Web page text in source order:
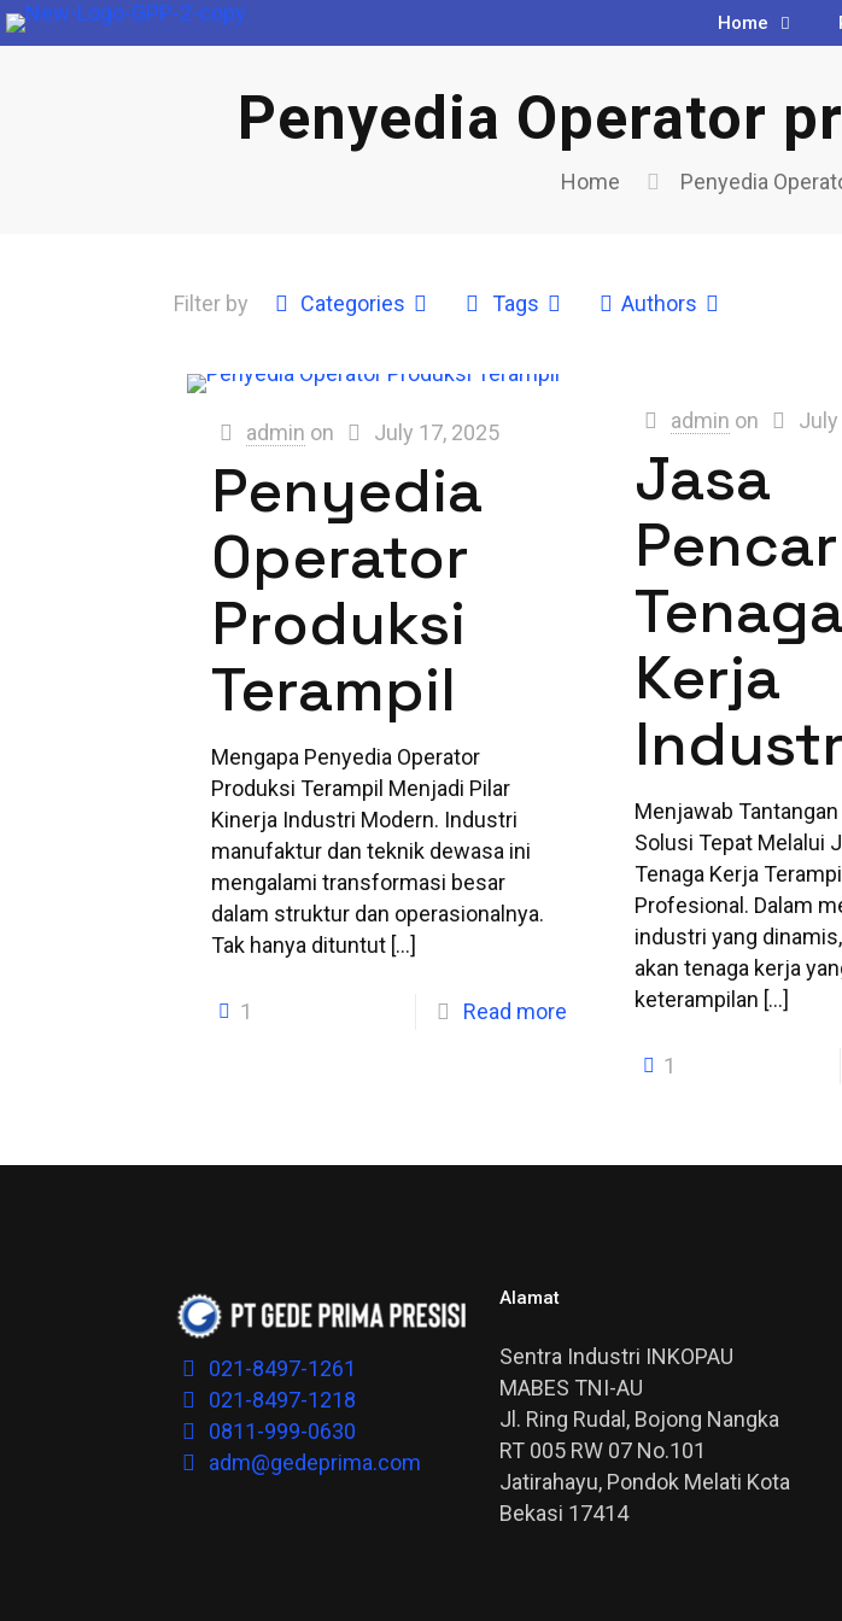
Home
Penyedia Operator
Home Penyedia
Filter by Categories Tags Authors
admin on July 17, 2025
Penyedia
Operator
Produksi
Terampil
Mengapa Penyedia Operator
Produksi Terampil Menjadi Pilar
Kinerja Industri Modern. Industri
manufaktur dan teknik dewasa ini
mengalami transformasi besar
dalam struktur dan operasionalnya.
Tak hanya dituntut[…]
1 Read more
admin on July
Jasa
Tenaga
Kerja
Menjawab
Solusi Tepat Melalui
Tenaga Kerja
Profesional. Dalam
industri yang
akan tenaga kerja
keterampilan […]
1
021-8497-1261
021-8497-1218
0811-999-0630
adm@gedeprima.com
Alamat
Sentra Industri INKOPAU
MABES TNI-AU
Jl. Ring Rudal, Bojong Nangka
RT 005 RW 07 No.101
Jatirahayu, Pondok Melati Kota
Bekasi 17414